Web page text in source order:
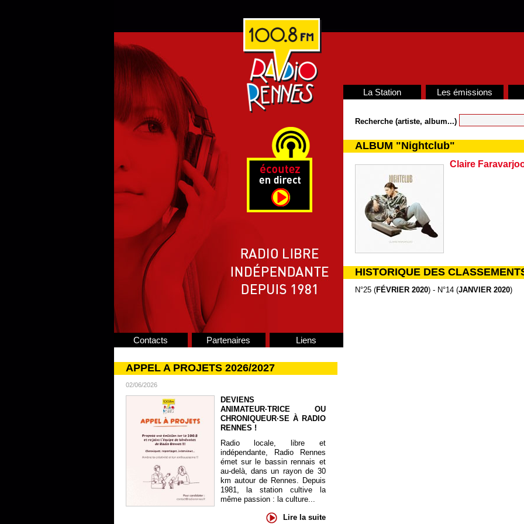
Contacts Partenaires Liens
APPEL A PROJETS 2026/2027
02/06/2026
DEVIENS
ANIMATEUR·TRICE OU
CHRONIQUEUR·SE À RADIO
RENNES !
Radio locale, libre et
indépendante, Radio Rennes
émet sur le bassin rennais et
au-delà, dans un rayon de 30
km autour de Rennes. Depuis
1981, la station cultive la
même passion : la culture...
Lire la suite
La Station Les émissions
Recherche (artiste, album...)
ALBUM "Nightclub"
Claire
HISTORIQUE DES
N°25 (FÉVRIER 2020) - N°14 (JANVIER 2020)